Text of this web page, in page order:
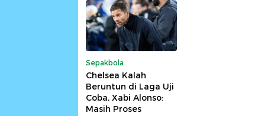
Sepakbola
Chelsea Kalah
Beruntun di Laga Uji
Coba, Xabi Alonso:
Masih Proses